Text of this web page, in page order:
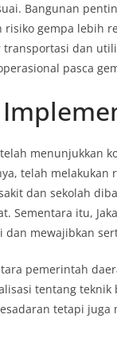
Bangunan
gempa lebih
dan
pasca
menunjukkan
telah
dan sekolah
Sementara itu,
dan mewajibkan
pemerintah
tentang
tetapi